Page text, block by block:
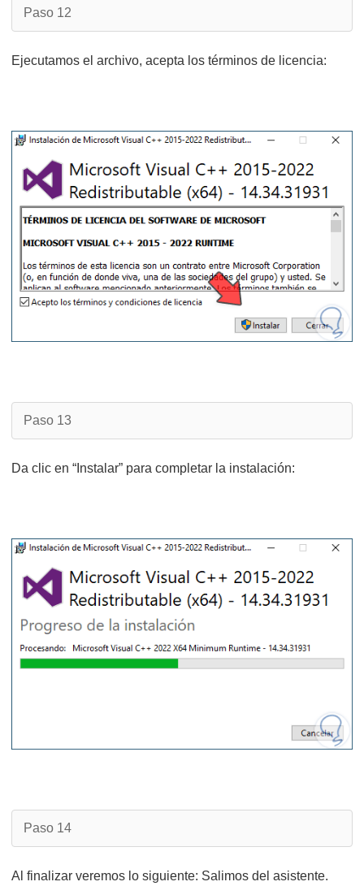
Paso 12
Ejecutamos el archivo, acepta los términos de licencia:
Paso 13
Da clic en “Instalar” para completar la instalación:
Paso 14
Al finalizar veremos lo siguiente: Salimos del asistente.